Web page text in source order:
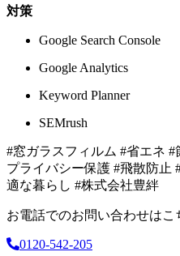
対策
Google Search Console
Google Analytics
Keyword Planner
SEMrush
#窓ガラスフィルム #省エネ
プライバシー保護 #飛散防止
適な暮らし #株式会社豊絆
お電話でのお問い合わせはこ
0120-542-205